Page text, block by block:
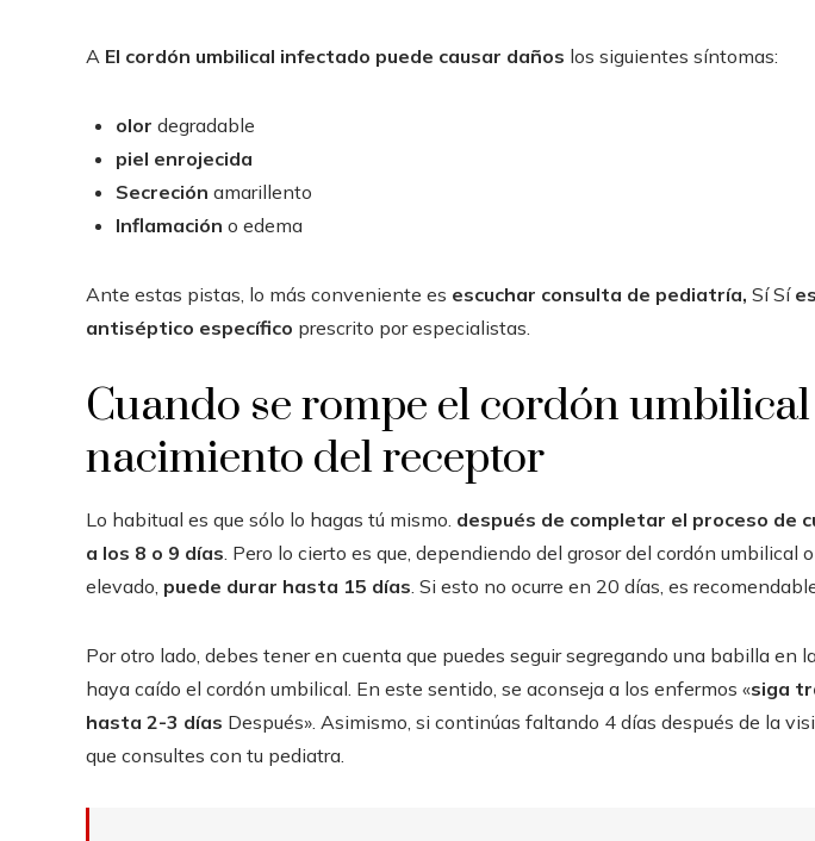
A El cordón umbilical infectado puede causar daños los siguientes síntomas:
olor degradable
piel enrojecida
Secreción amarillento
Inflamación o edema
Ante estas pistas, lo más conveniente es escuchar consulta de pediatría, Sí Sí
antiséptico específico prescrito por especialistas.
Cuando se rompe el cordón
nacimiento del receptor
Lo habitual es que sólo lo hagas tú mismo. después de completar el proceso de
a los 8 o 9 días. Pero lo cierto es que, dependiendo del grosor del cordón umbilical
elevado, puede durar hasta 15 días. Si esto no ocurre en 20 días, es
Por otro lado, debes tener en cuenta que puedes seguir segregando una babilla en
haya caído el cordón umbilical. En este sentido, se aconseja a los enfermos «siga
hasta 2-3 días Después». Asimismo, si continúas faltando 4 días después de la
que consultes con tu pediatra.